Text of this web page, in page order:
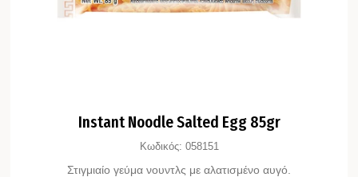
Instant Noodle Salted Egg 85gr
Κωδικός: 058151
Στιγμιαίο γεύμα νουντλς με αλατισμένο αυγό.